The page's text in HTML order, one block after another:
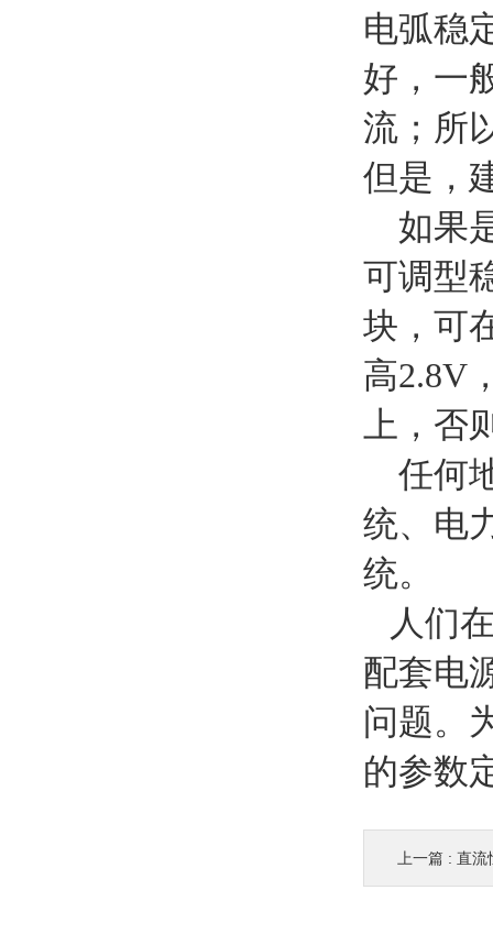
电弧稳
好，一
流；所
但是，
如果
可调型
块，可
高2.8V
上，
任何
统、电
统。
人们
配套电
问题。
的参数
上一篇 : 直流